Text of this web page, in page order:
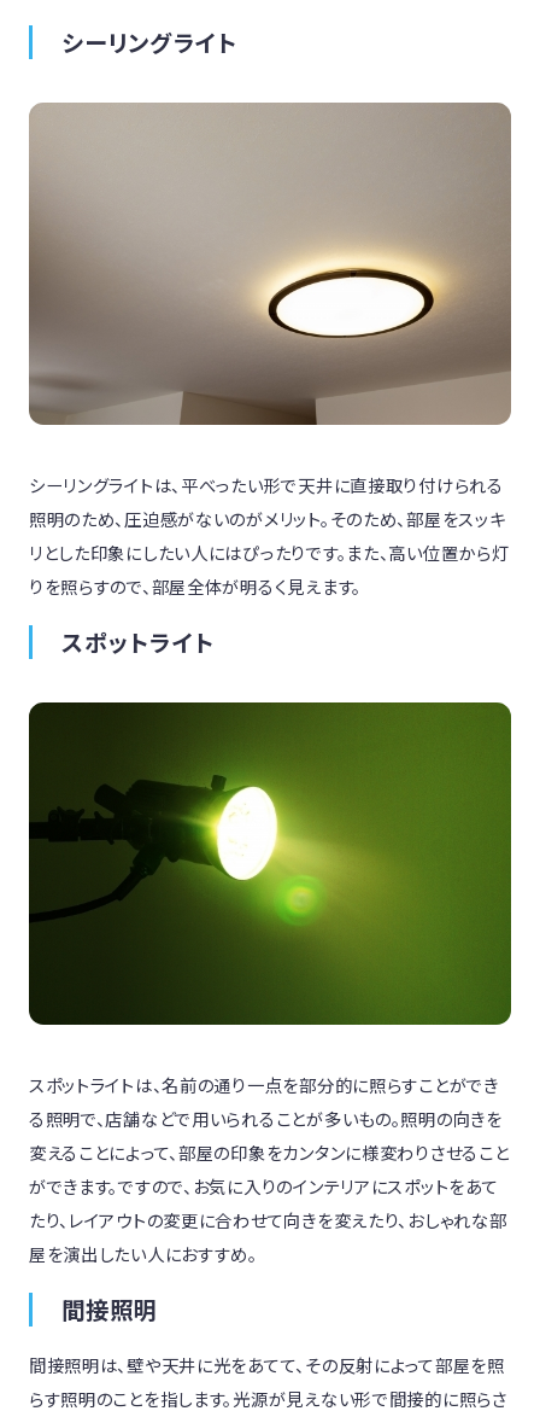
シーリングライト
シーリングライトは、平べったい形で天井に直接取り付けられる
照明のため、圧迫感がないのがメリット。そのため、部屋をスッキ
リとした印象にしたい人にはぴったりです。また、高い位置から灯
りを照らすので、部屋全体が明るく見えます。
スポットライト
スポットライトは、名前の通り一点を部分的に照らすことができ
る照明で、店舗などで用いられることが多いもの。照明の向きを
変えることによって、部屋の印象をカンタンに様変わりさせること
ができます。ですので、お気に入りのインテリアにスポットをあて
たり、レイアウトの変更に合わせて向きを変えたり、おしゃれな部
屋を演出したい人におすすめ。
間接照明
間接照明は、壁や天井に光をあてて、その反射によって部屋を照
らす照明のことを指します。光源が見えない形で間接的に照らさ